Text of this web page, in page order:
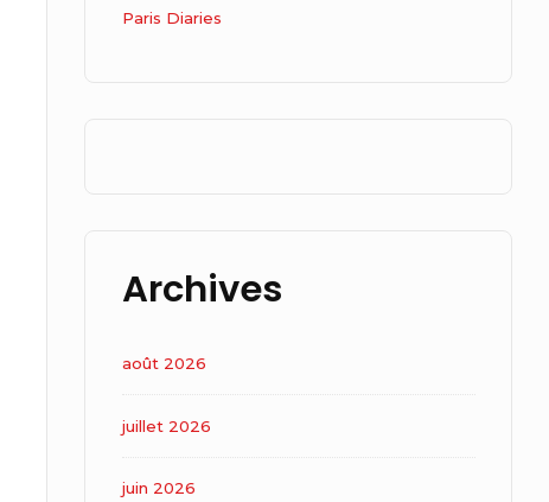
Paris Diaries
Archives
août 2026
juillet 2026
juin 2026